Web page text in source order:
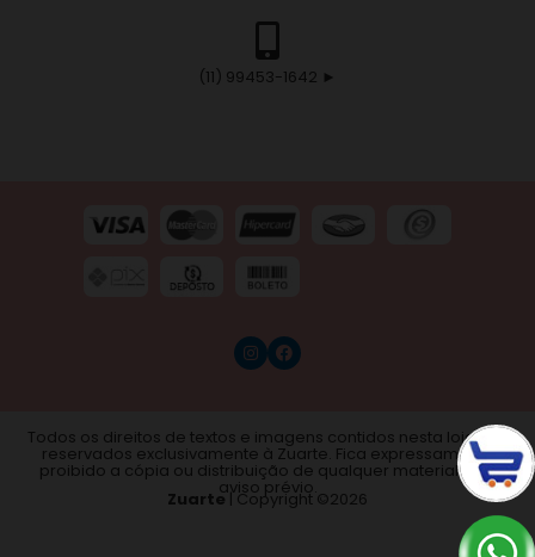
(11) 99453-1642 ►
Todos os direitos de textos e imagens contidos nesta loja são
reservados exclusivamente à Zuarte. Fica expressamente
proibido a cópia ou distribuição de qualquer material sem
aviso prévio.
Zuarte| Copyright ©2026